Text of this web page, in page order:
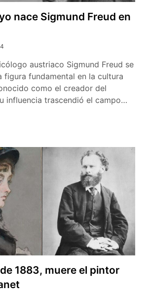
nace Sigmund Freud en
austriaco Sigmund Freud se
figura fundamental en la cultura
como el creador del
influencia trascendió el campo…
nace
1883, muere el pintor